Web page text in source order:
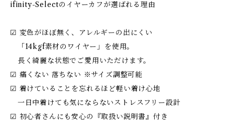
ifinity-Selectのイヤーカフが選ばれる理由
☑︎ 変色がほぼ無く、アレルギーの出にくい
「14kgf素材のワイヤー」を使用。
長く綺麗な状態でご愛用いただけます。
☑︎ 痛くない 落ちない ※サイズ調整可能
☑︎ 着けていることを忘れるほど軽い着け心地
一日中着けても気にならないストレスフリー設計
☑︎ 初心者さんにも安心の『取扱い説明書』付き